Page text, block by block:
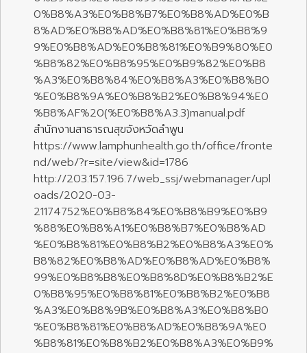
0%B8%A3%E0%B8%B7%E0%B8%AD%E0%B
8%AD%E0%B8%AD%E0%B8%81%E0%B8%9
9%E0%B8%AD%E0%B8%81%E0%B9%80%E0
%B8%82%E0%B8%95%E0%B9%82%E0%B8
%A3%E0%B8%84%E0%B8%A3%E0%B8%B0
%E0%B8%9A%E0%B8%B2%E0%B8%94%E0
%B8%AF%20(%E0%B8%A3.3)manual.pdf
สำนักงานสาธารณสุขจังหวัดลำพูน
https://www.lamphunhealth.go.th/office/fronte
nd/web/?r=site/view&id=1786
http://203.157.196.7/web_ssj/webmanager/upl
oads/2020-03-
21174752%E0%B8%84%E0%B8%B9%E0%B9
%88%E0%B8%A1%E0%B8%B7%E0%B8%AD
%E0%B8%81%E0%B8%B2%E0%B8%A3%E0%
B8%82%E0%B8%AD%E0%B8%AD%E0%B8%
99%E0%B8%B8%E0%B8%8D%E0%B8%B2%E
0%B8%95%E0%B8%81%E0%B8%B2%E0%B8
%A3%E0%B8%9B%E0%B8%A3%E0%B8%B0
%E0%B8%81%E0%B8%AD%E0%B8%9A%E0
%B8%81%E0%B8%B2%E0%B8%A3%E0%B9%